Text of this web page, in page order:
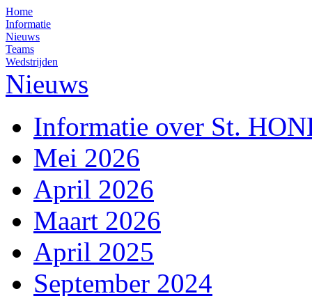
Home
Informatie
Nieuws
Teams
Wedstrijden
Nieuws
Informatie over St.
Mei 2026
April 2026
Maart 2026
April 2025
September 2024